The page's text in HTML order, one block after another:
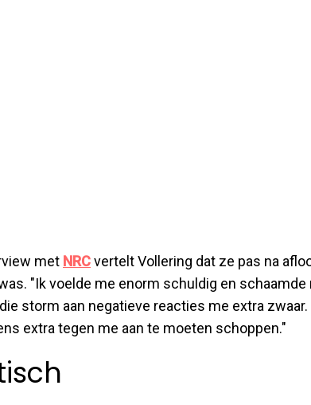
met NRCvertelt Vollering dat ze pas na
"Ik voelde me enorm schuldig en schaamde
storm aan negatieve reacties me extra
extra tegen me aan te moeten schoppen."